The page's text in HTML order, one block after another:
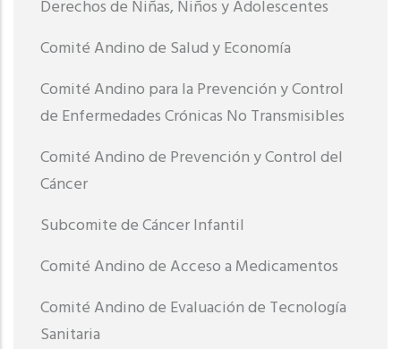
Derechos de Niñas, Niños y Adolescentes
Comité Andino de Salud y Economía
Comité Andino para la Prevención y Control
de Enfermedades Crónicas No Transmisibles
Comité Andino de Prevención y Control del
Cáncer
Subcomite de Cáncer Infantil
Comité Andino de Acceso a Medicamentos
Comité Andino de Evaluación de Tecnología
Sanitaria